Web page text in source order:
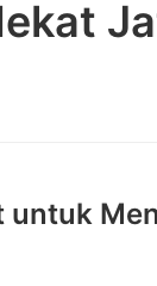
untuk